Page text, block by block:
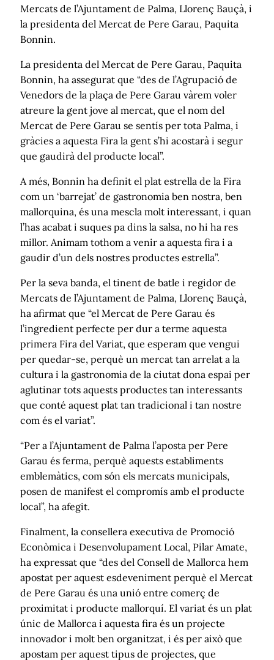
Mercats de l’Ajuntament de Palma, Llorenç Bauçà, i
la presidenta del Mercat de Pere Garau, Paquita
Bonnin.
La presidenta del Mercat de Pere Garau, Paquita
Bonnin, ha assegurat que “des de l’Agrupació de
Venedors de la plaça de Pere Garau vàrem voler
atreure la gent jove al mercat, que el nom del
Mercat de Pere Garau se sentís per tota Palma, i
gràcies a aquesta Fira la gent s’hi acostarà i segur
que gaudirà del producte local”.
A més, Bonnin ha definit el plat estrella de la Fira
com un ‘barrejat’ de gastronomia ben nostra, ben
mallorquina, és una mescla molt interessant, i quan
l’has acabat i suques pa dins la salsa, no hi ha res
millor. Animam tothom a venir a aquesta fira i a
gaudir d’un dels nostres productes estrella”.
Per la seva banda, el tinent de batle i regidor de
Mercats de l’Ajuntament de Palma, Llorenç Bauçà,
ha afirmat que “el Mercat de Pere Garau és
l’ingredient perfecte per dur a terme aquesta
primera Fira del Variat, que esperam que vengui
per quedar-se, perquè un mercat tan arrelat a la
cultura i la gastronomia de la ciutat dona espai per
aglutinar tots aquests productes tan interessants
que conté aquest plat tan tradicional i tan nostre
com és el variat”.
“Per a l’Ajuntament de Palma l’aposta per Pere
Garau és ferma, perquè aquests establiments
emblemàtics, com són els mercats municipals,
posen de manifest el compromís amb el producte
local”, ha afegit.
Finalment, la consellera executiva de Promoció
Econòmica i Desenvolupament Local, Pilar Amate,
ha expressat que “des del Consell de Mallorca hem
apostat per aquest esdeveniment perquè el Mercat
de Pere Garau és una unió entre comerç de
proximitat i producte mallorquí. El variat és un plat
únic de Mallorca i aquesta fira és un projecte
innovador i molt ben organitzat, i és per això que
apostam per aquest tipus de projectes, que